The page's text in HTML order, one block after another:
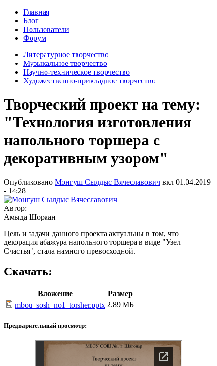
Главная
Блог
Пользователи
Форум
Литературное творчество
Музыкальное творчество
Научно-техническое творчество
Художественно-прикладное творчество
Творческий проект на тему:
"Технология изготовления
напольного торшера с
декоративным узором"
Опубликовано Монгуш Сылдыс Вячеславович вкл 01.04.2019
- 14:28
Автор:
Амыда Шораан
Цель и задачи данного проекта актуальны в том, что
декорация абажура напольного торшера в виде "Узел
Счастья", стала намного превосходной.
Скачать:
Вложение
Размер
mbou_sosh_no1_torsher.pptx 2.89 МБ
Предварительный просмотр: